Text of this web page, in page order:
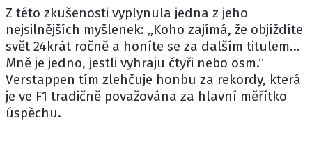
Z této zkušenosti vyplynula jedna z jeho
nejsilnějších myšlenek: „Koho zajímá, že objíždíte
svět 24krát ročně a honíte se za dalším titulem…
Mně je jedno, jestli vyhraju čtyři nebo osm.“
Verstappen tím zlehčuje honbu za rekordy, která
je ve F1 tradičně považována za hlavní měřítko
úspěchu.